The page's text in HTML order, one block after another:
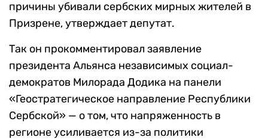
причины убивали сербских мирных жителей в
Призрене, утверждает депутат.
Так он прокомментировал заявление
президента Альянса независимых социал-
демократов Милорада Додика на панели
«Геостратегическое направление Республики
Сербской» — о том, что напряженность в
регионе усиливается из-за политики